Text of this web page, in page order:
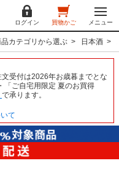
ログイン 買物かご メニュー
カテゴリから選ぶ 日本酒
文受付は2026年お歳暮までとな
「ご自宅用限定 夏のお買得
で承ります。
て